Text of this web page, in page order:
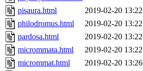
pisaura.html
2019-02-20 13:22
philodromus.html
2019-02-20 13:22
pardosa.html
2019-02-20 13:22
micrommata.html
2019-02-20 13:22
micrommat.html
2019-02-20 13:26